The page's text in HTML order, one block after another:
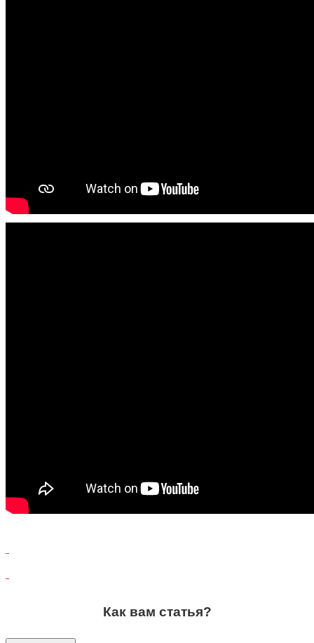
Как вам статья?